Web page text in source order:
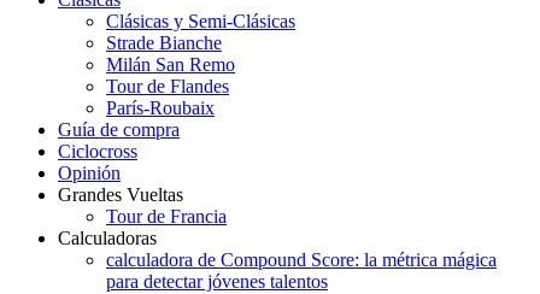
Clásicas y Semi-Clásicas
Strade Bianche
Milán San Remo
Tour de Flandes
París-Roubaix
Guía de compra
Ciclocross
Opinión
Grandes Vueltas
Tour de Francia
Calculadoras
calculadora de Compound Score: la métrica mágica
para detectar jóvenes talentos